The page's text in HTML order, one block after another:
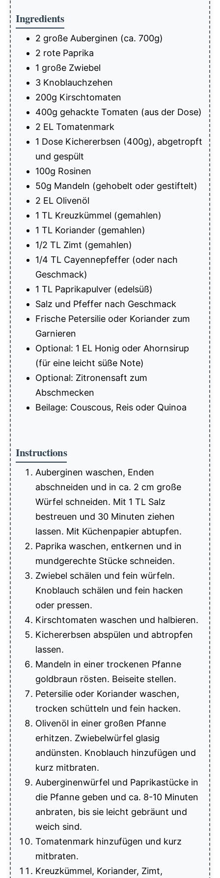
Ingredients
2 große Auberginen (ca. 700g)
2 rote Paprika
1 große Zwiebel
3 Knoblauchzehen
200g Kirschtomaten
400g gehackte Tomaten (aus der Dose)
2 EL Tomatenmark
1 Dose Kichererbsen (400g), abgetropft
und gespült
100g Rosinen
50g Mandeln (gehobelt oder gestiftelt)
2 EL Olivenöl
1 TL Kreuzkümmel (gemahlen)
1 TL Koriander (gemahlen)
1/2 TL Zimt (gemahlen)
1/4 TL Cayennepfeffer (oder nach
Geschmack)
1 TL Paprikapulver (edelsüß)
Salz und Pfeffer nach Geschmack
Frische Petersilie oder Koriander zum
Garnieren
Optional: 1 EL Honig oder Ahornsirup
(für eine leicht süße Note)
Optional: Zitronensaft zum
Abschmecken
Beilage: Couscous, Reis oder Quinoa
Instructions
Auberginen waschen, Enden
abschneiden und in ca. 2 cm große
Würfel schneiden. Mit 1 TL Salz
bestreuen und 30 Minuten ziehen
lassen. Mit Küchenpapier abtupfen.
Paprika waschen, entkernen und in
mundgerechte Stücke schneiden.
Zwiebel schälen und fein würfeln.
Knoblauch schälen und fein hacken
oder pressen.
Kirschtomaten waschen und halbieren.
Kichererbsen abspülen und abtropfen
lassen.
Mandeln in einer trockenen Pfanne
goldbraun rösten. Beiseite stellen.
Petersilie oder Koriander waschen,
trocken schütteln und fein hacken.
Olivenöl in einer großen Pfanne
erhitzen. Zwiebelwürfel glasig
andünsten. Knoblauch hinzufügen und
kurz mitbraten.
Auberginenwürfel und Paprikastücke in
die Pfanne geben und ca. 8-10 Minuten
anbraten, bis sie leicht gebräunt und
weich sind.
Tomatenmark hinzufügen und kurz
mitbraten.
Kreuzkümmel, Koriander, Zimt,